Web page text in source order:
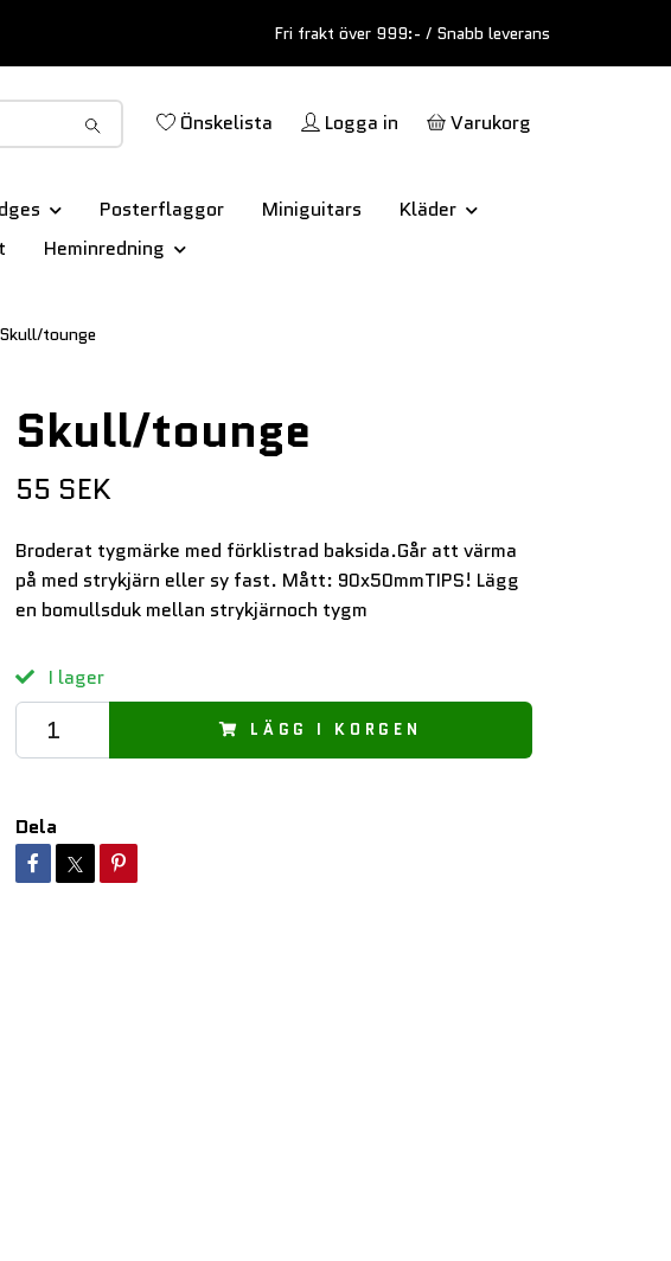
Fri frakt över 999:- / Snabb leverans
Önskelista Logga in Varukorg
Posterflaggor Miniguitars
Kläder
Heminredning
Skull/tounge
Skull/tounge
55 SEK
Broderat tygmärke med förklistrad baksida.Går att värma
på med strykjärn eller sy fast. Mått: 90x50mmTIPS! Lägg
en bomullsduk mellan strykjärnoch tygm
I lager
LÄGG I KORGEN
Dela